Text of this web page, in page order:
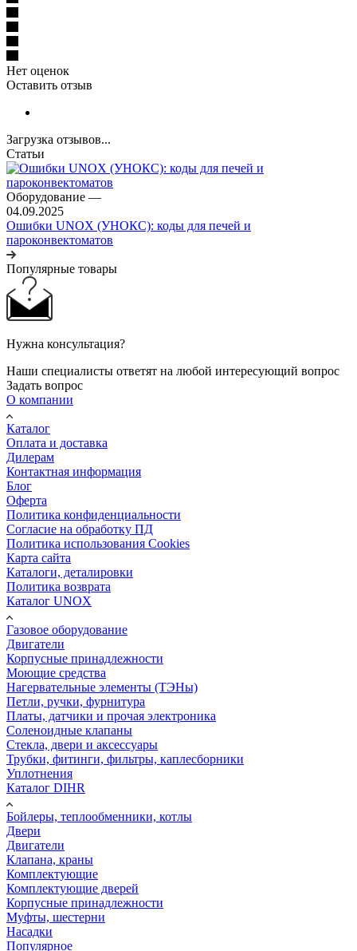
Нет оценок
Оставить отзыв
Загрузка отзывов...
Статьи
Оборудование —
04.09.2025
Ошибки UNOX (УНОКС): коды для печей и
пароконвектоматов
Популярные товары
Нужна консультация?
Наши специалисты ответят на любой интересующий вопрос
Задать вопрос
О компании
Каталог
Оплата и доставка
Дилерам
Контактная информация
Блог
Оферта
Политика конфиденциальности
Согласие на обработку ПД
Политика использования Cookies
Карта сайта
Каталоги, деталировки
Политика возврата
Каталог UNOX
Газовое оборудование
Двигатели
Корпусные принадлежности
Моющие средства
Нагервательные элементы (ТЭНы)
Петли, ручки, фурнитура
Платы, датчики и прочая электроника
Соленоидные клапаны
Стекла, двери и аксессуары
Трубки, фитинги, фильтры, каплесборники
Уплотнения
Каталог DIHR
Бойлеры, теплообменники, котлы
Двери
Двигатели
Клапана, краны
Комплектующие
Комплектующие дверей
Корпусные принадлежности
Муфты, шестерни
Насадки
Популярное